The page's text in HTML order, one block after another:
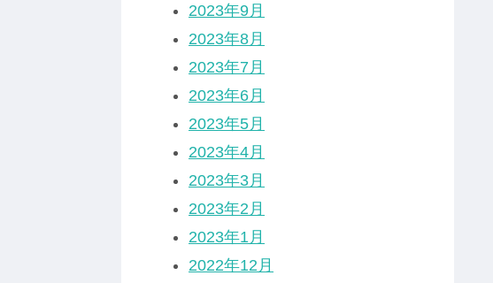
2023年9月
2023年8月
2023年7月
2023年6月
2023年5月
2023年4月
2023年3月
2023年2月
2023年1月
2022年12月